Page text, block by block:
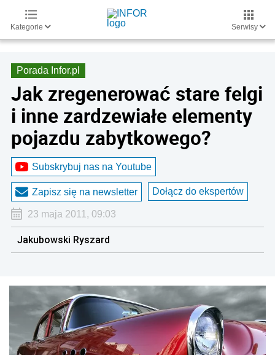
Kategorie Serwisy
Porada Infor.pl
Jak zregenerować stare felgi
i inne zardzewiałe elementy
pojazdu zabytkowego?
Subskrybuj nas na Youtube
Zapisz się na newsletter Dołącz do ekspertów
23 maja 2011, 09:03
Jakubowski Ryszard